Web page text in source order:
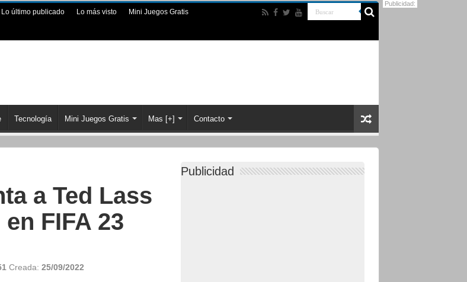
Lo último publicado Lo más visto Mini Juegos Gratis
Tecnología Mini Juegos Gratis Mas [+] Contacto
a Ted Lass
FIFA 23
Creada: 25/09/2022
Publicidad
Publicidad: